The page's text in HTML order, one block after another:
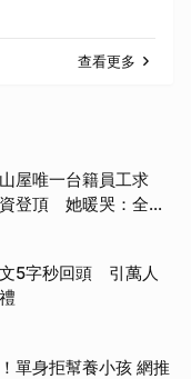
查看更多
屋唯一台籍員工求
登頂 她暖哭：全世
5字秒回頭 引萬人
單身拒幫養小孩 網推